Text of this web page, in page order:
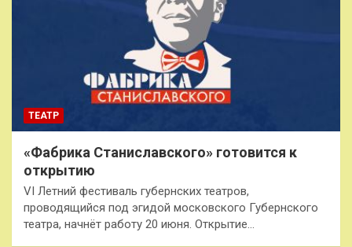
ТЕАТР
«Фабрика Станиславского» готовится к
открытию
VI Летний фестиваль губернских театров,
проводящийся под эгидой московского Губернского
театра, начнёт работу 20 июня. Открытие…